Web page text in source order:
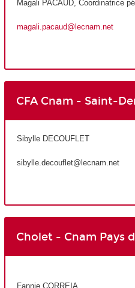
Magali PACAUD, Coordinatrice
magali.pacaud@lecnam.net
CFA Cnam - Saint-
Sibylle DECOUFLET
sibylle.decouflet@lecnam.net
Cholet - Cnam Pays
Fannie CORREIA